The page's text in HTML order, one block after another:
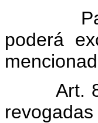
poderá
Art.